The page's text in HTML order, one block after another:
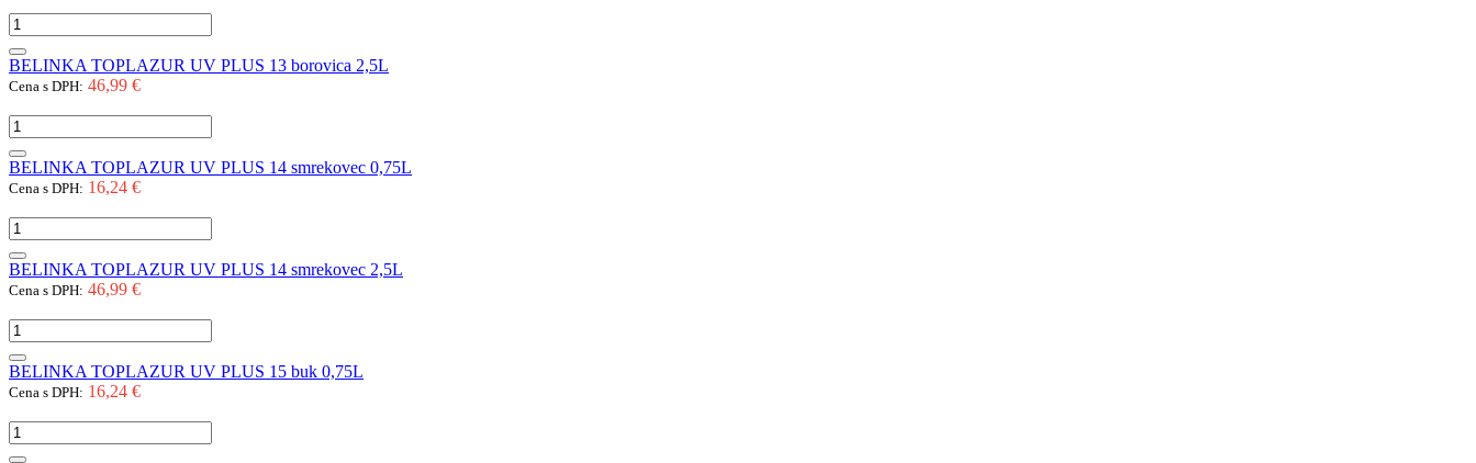
BELINKA TOPLAZUR UV PLUS 13 borovica 2,5L
Cena s DPH: 46,99 €
BELINKA TOPLAZUR UV PLUS 14 smrekovec 0,75L
Cena s DPH: 16,24 €
BELINKA TOPLAZUR UV PLUS 14 smrekovec 2,5L
Cena s DPH: 46,99 €
BELINKA TOPLAZUR UV PLUS 15 buk 0,75L
Cena s DPH: 16,24 €